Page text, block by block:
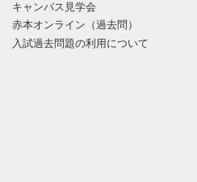
キャンパス見学会
赤本オンライン（過去問）
入試過去問題の利用について